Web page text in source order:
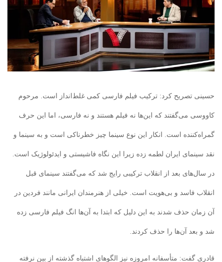
حسینی تصریح کرد: ترکیب فیلم فارسی کمی غلط‌انداز است. مرحوم
کاووسی می‌گفتند که این‌ها نه فیلم هستند و نه فارسی، اما این حرف
گمراه‌کننده است. انکار این نوع سینما چیز خطرناکی است و به سینما و
نقد سینمای ایران لطمه زده زیرا این نگاه فاشیستی و ایدئولوژیک است.
در سال‌های بعد از انقلاب ترکیبی رایج شد که می‌گفتند سینمای قبل
انقلاب فاسد و بی‌هویت است. خیلی از هنرمندان ایرانی مانند فردین در
آن زمان حذف شدند به این دلیل که ابتدا به آن‌ها انگ فیلم فارسی زده
شد و بعد آن‌ها را حذف کردند.
قادری گفت: متأسفانه امروزه نیز الگوهای اشتباه گذشته از بین نرفته